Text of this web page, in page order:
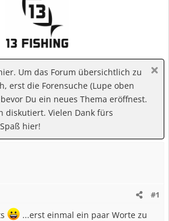
Um das Forum übersichtlich zu
erst die Forensuche (Lupe oben
Du ein neues Thema eröffnest.
diskutiert. Vielen Dank fürs
hier!
#1
...erst einmal ein paar Worte zu